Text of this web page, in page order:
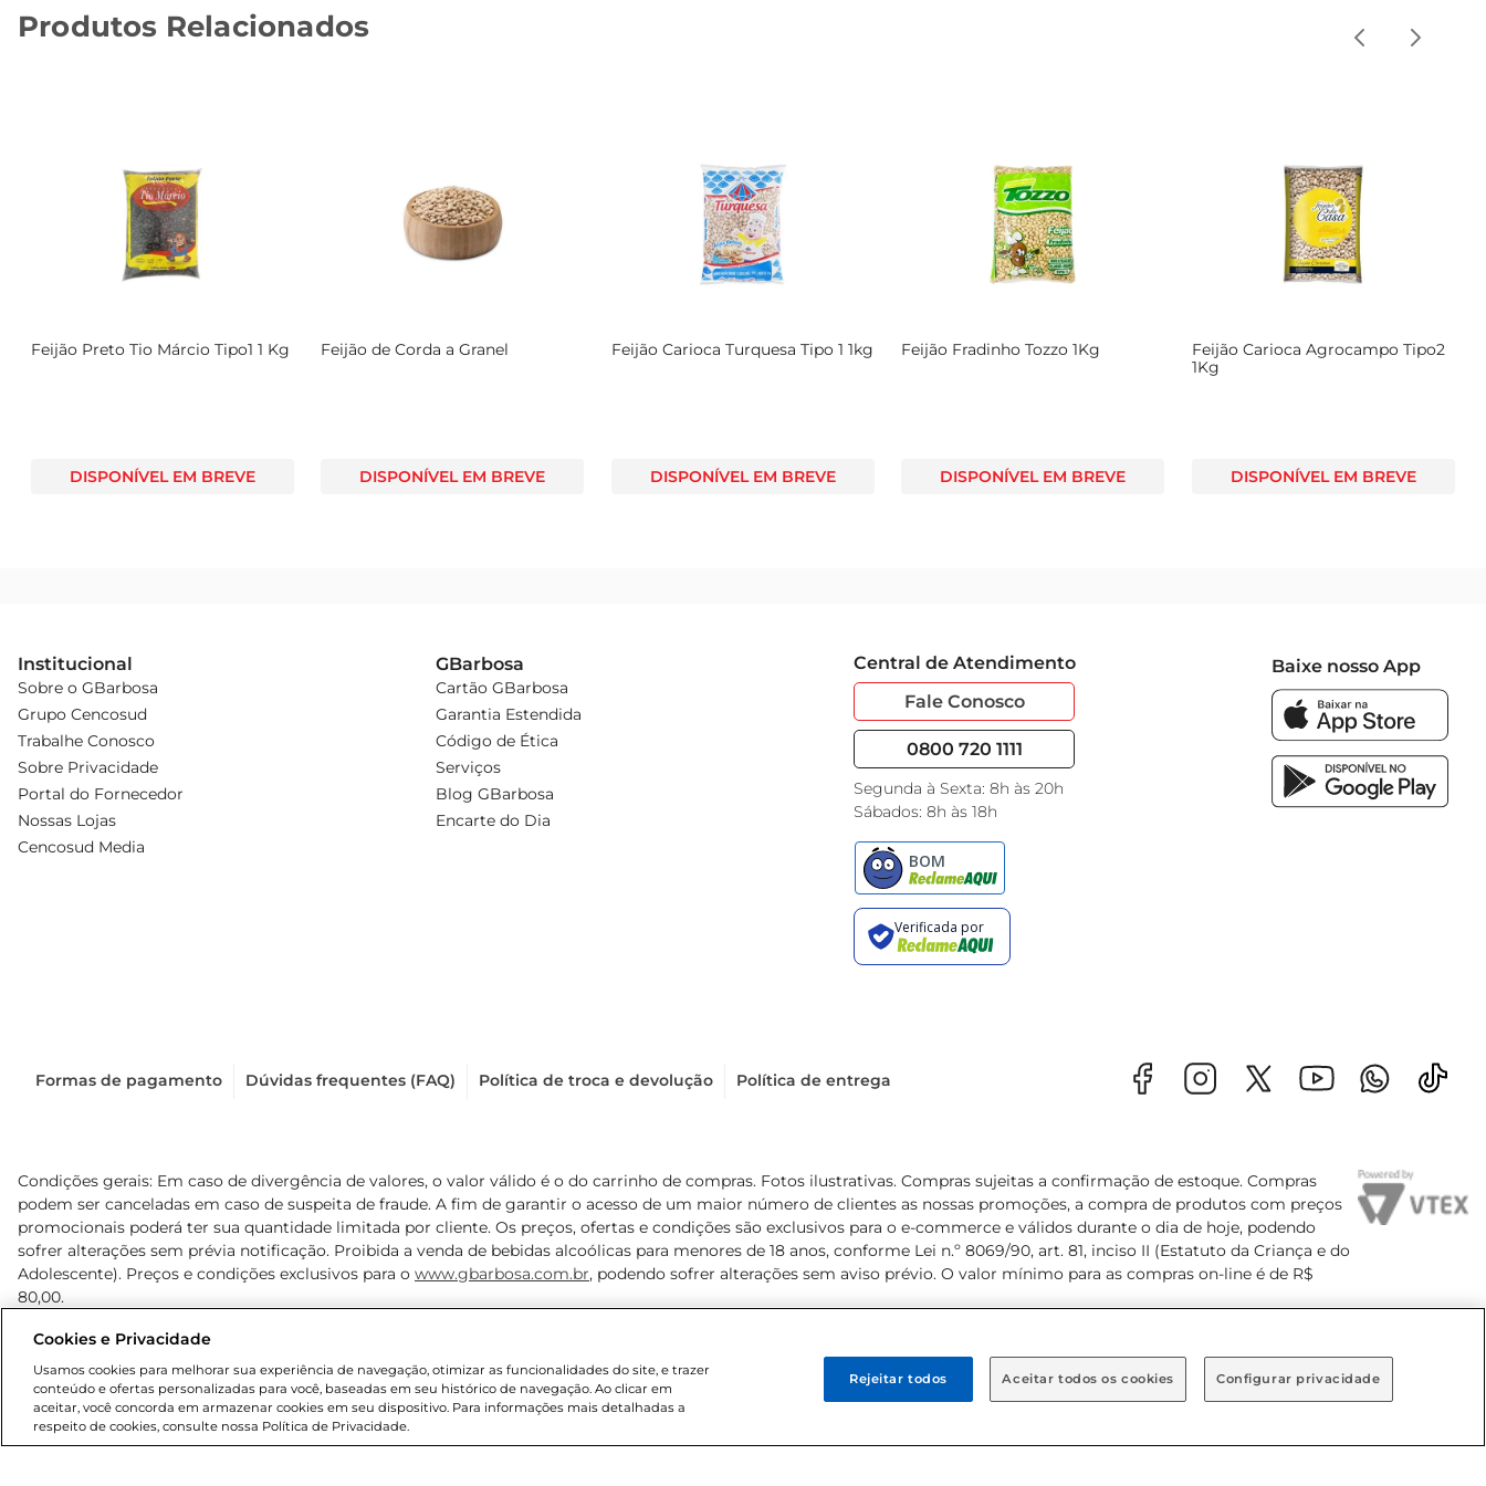
Produtos Relacionados
Feijão Preto Tio Márcio Tipo1 1 Kg
DISPONÍVEL EM BREVE
Feijão de Corda a Granel
DISPONÍVEL EM BREVE
Feijão Carioca Turquesa Tipo 1 1kg
DISPONÍVEL EM BREVE
Feijão Fradinho Tozzo 1Kg
DISPONÍVEL EM BREVE
Feijão Carioca Agrocampo Tipo2
1Kg
DISPONÍVEL EM BREVE
Institucional
Sobre o GBarbosa
Grupo Cencosud
Trabalhe Conosco
Sobre Privacidade
Portal do Fornecedor
Nossas Lojas
Cencosud Media
GBarbosa
Cartão GBarbosa
Garantia Estendida
Código de Ética
Serviços
Blog GBarbosa
Encarte do Dia
Central de Atendimento
Fale Conosco
0800 720 1111
Segunda à Sexta: 8h às 20h
Sábados: 8h às 18h
Baixe nosso App
Formas de pagamento Dúvidas frequentes (FAQ) Política de troca e devolução Política de entrega
Condições gerais: Em caso de divergência de valores, o valor válido é o do carrinho de compras. Fotos ilustrativas. Compras sujeitas a confirmação de estoque. Compras
podem ser canceladas em caso de suspeita de fraude. A fim de garantir o acesso de um maior número de clientes as nossas promoções, a compra de produtos com preços
promocionais poderá ter sua quantidade limitada por cliente. Os preços, ofertas e condições são exclusivos para o e-commerce e válidos durante o dia de hoje, podendo
sofrer alterações sem prévia notificação. Proibida a venda de bebidas alcoólicas para menores de 18 anos, conforme Lei n.º 8069/90, art. 81, inciso II (Estatuto da Criança e do
Adolescente). Preços e condições exclusivos para o www.gbarbosa.com.br, podendo sofrer alterações sem aviso prévio. O valor mínimo para as compras on-line é de R$
80,00.
Cookies e Privacidade
Usamos cookies para melhorar sua experiência de navegação, otimizar as funcionalidades do site, e trazer
conteúdo e ofertas personalizadas para você, baseadas em seu histórico de navegação. Ao clicar em
aceitar, você concorda em armazenar cookies em seu dispositivo. Para informações mais detalhadas a
respeito de cookies, consulte nossa Política de Privacidade.
Configurar privacidade
Rejeitar todos Aceitar todos os cookies